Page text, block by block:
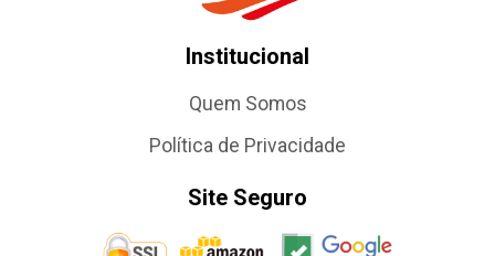
Institucional
Quem Somos
Política de Privacidade
Site Seguro